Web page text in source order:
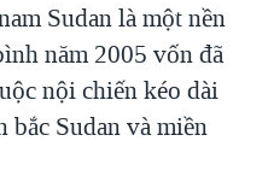
Sudan là một nền
năm 2005 vốn đã
nội chiến kéo dài
bắc Sudan và miền